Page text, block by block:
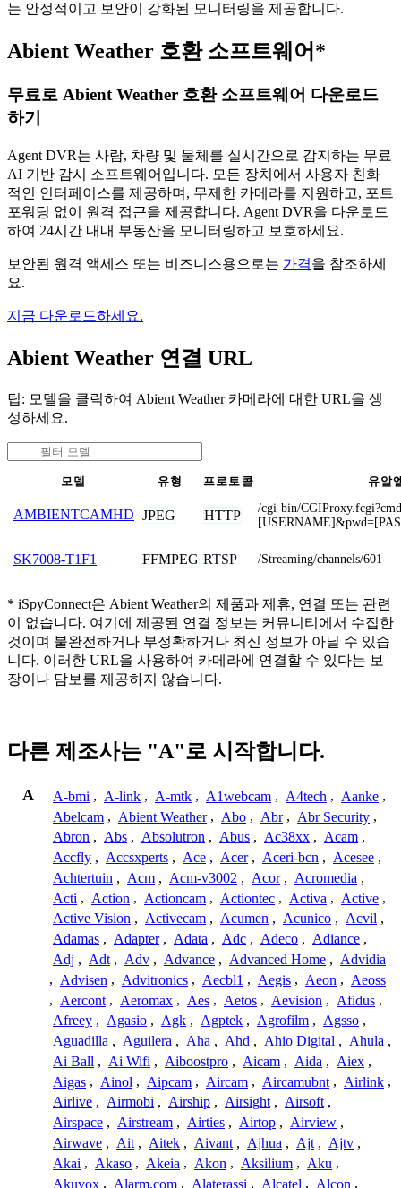
는 안정적이고 보안이 강화된 모니터링을 제공합니다.
Abient Weather 호환 소프트웨어*
무료로 Abient Weather 호환 소프트웨어 다운로드
하기
Agent DVR는 사람, 차량 및 물체를 실시간으로 감지하는 무료
AI 기반 감시 소프트웨어입니다. 모든 장치에서 사용자 친화
적인 인터페이스를 제공하며, 무제한 카메라를 지원하고, 포트
포워딩 없이 원격 접근을 제공합니다. Agent DVR을 다운로드
하여 24시간 내내 부동산을 모니터링하고 보호하세요.
보안된 원격 액세스 또는 비즈니스용으로는 가격을 참조하세
요.
지금 다운로드하세요.
Abient Weather 연결 URL
팁: 모델을 클릭하여 Abient Weather 카메라에 대한 URL을 생
성하세요.
모델 유형 프로토콜 유알
AMBIENTCAMHD JPEG HTTP
/cgi-bin/
SK7008-T1F1 FFMPEG RTSP /Streaming/channels/601
* iSpyConnect은 Abient Weather의 제품과 제휴, 연결 또는 관련
이 없습니다. 여기에 제공된 연결 정보는 커뮤니티에서 수집한
것이며 불완전하거나 부정확하거나 최신 정보가 아닐 수 있습
니다. 이러한 URL을 사용하여 카메라에 연결할 수 있다는 보
장이나 담보를 제공하지 않습니다.
다른 제조사는 "A"로 시작합니다.
A A-bmi , A-link , A-mtk , A1webcam , A4tech , Aanke ,
Abelcam , Abient Weather , Abo , Abr , Abr Security ,
Abron , Abs , Absolutron , Abus , Ac38xx , Acam ,
Accfly , Accsxperts , Ace , Acer , Aceri-bcn , Acesee ,
Achtertuin , Acm , Acm-v3002 , Acor , Acromedia ,
Acti , Action , Actioncam , Actiontec , Activa , Active ,
Active Vision , Activecam , Acumen , Acunico , Acvil ,
Adamas , Adapter , Adata , Adc , Adeco , Adiance ,
Adj , Adt , Adv , Advance , Advanced Home , Advidia
, Advisen , Advitronics , Aecbl1 , Aegis , Aeon , Aeoss
, Aercont , Aeromax , Aes , Aetos , Aevision , Afidus ,
Afreey , Agasio , Agk , Agptek , Agrofilm , Agsso ,
Aguadilla , Aguilera , Aha , Ahd , Ahio Digital , Ahula ,
Ai Ball , Ai Wifi , Aiboostpro , Aicam , Aida , Aiex ,
Aigas , Ainol , Aipcam , Aircam , Aircamubnt , Airlink ,
Airlive , Airmobi , Airship , Airsight , Airsoft ,
Airspace , Airstream , Airties , Airtop , Airview ,
Airwave , Ait , Aitek , Aivant , Ajhua , Ajt , Ajtv ,
Akai , Akaso , Akeia , Akon , Aksilium , Aku ,
Akuvox , Alarm.com , Alaterassi , Alcatel , Alcon ,